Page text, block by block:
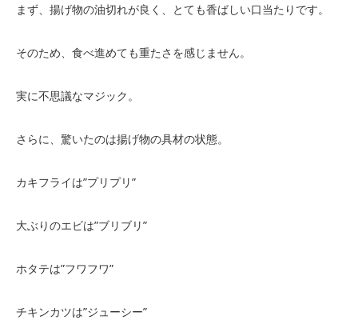
まず、揚げ物の油切れが良く、とても香ばしい口当たりです。
そのため、食べ進めても重たさを感じません。
実に不思議なマジック。
さらに、驚いたのは揚げ物の具材の状態。
カキフライは”プリプリ”
大ぶりのエビは”ブリブリ”
ホタテは”フワフワ”
チキンカツは”ジューシー”